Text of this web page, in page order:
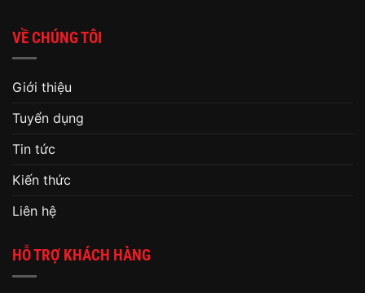
VỀ CHÚNG TÔI
Giới thiệu
Tuyển dụng
Tin tức
Kiến thức
Liên hệ
HỖ TRỢ KHÁCH HÀNG